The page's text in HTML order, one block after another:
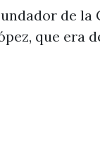
de
que era